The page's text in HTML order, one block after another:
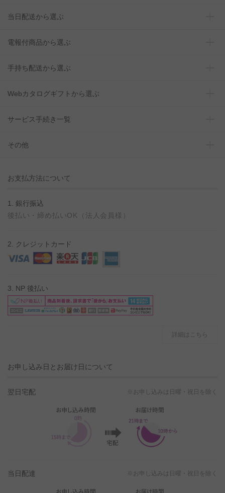
当日配送から選ぶ
電報付商品から選ぶ
手持ち配送から選ぶ
Webカタログギフトから選ぶ
サービス手続き一覧
その他
お支払方法について
1. 銀行振込
後払い・締め払いOK（法人会員様）
2. クレジットカード
3. NP 後払い
詳細はこちら
お申し込み日とお届け日について
翌日宅配 ※お申し込みは日曜・祝日を除く
当日配達 ※お申し込みは日曜・祝日を除く